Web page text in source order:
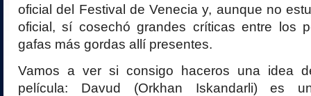
oficial del Festival de Venecia y, aunque no
oficial, sí cosechó grandes críticas entre los
gafas más gordas allí presentes.
Vamos a ver si consigo haceros una idea
película: Davud (Orkhan Iskandarli) es